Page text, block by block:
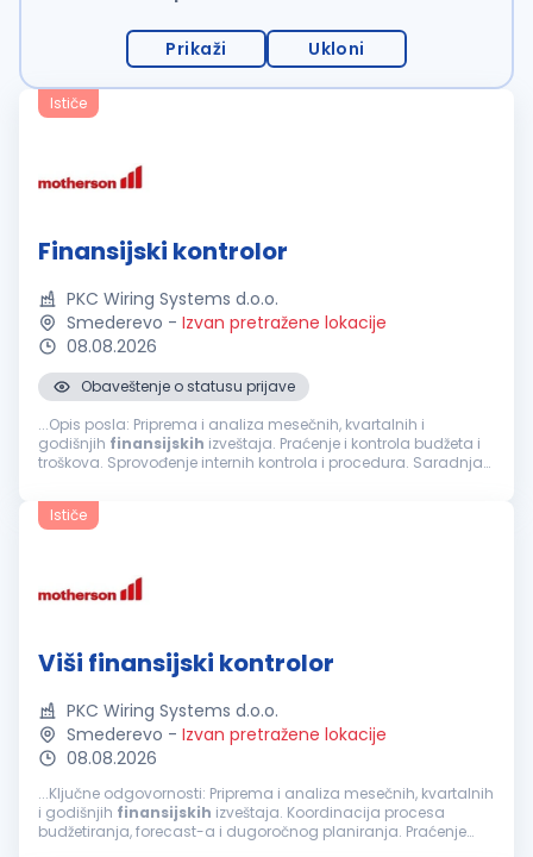
Prikaži Ukloni
Ističe
Finansijski kontrolor
PKC Wiring Systems d.o.o.
Smederevo - Izvan pretražene lokacije
08.08.2026
Obaveštenje o statusu prijave
...Opis posla: Priprema i analiza mesečnih, kvartalnih i
godišnjih finansijskih izveštaja. Praćenje i kontrola budžeta i
troškova. Sprovođenje internih kontrola i procedura. Saradnja
Ističe
Viši finansijski kontrolor
PKC Wiring Systems d.o.o.
Smederevo - Izvan pretražene lokacije
08.08.2026
...Ključne odgovornosti: Priprema i analiza mesečnih, kvartalnih
i godišnjih finansijskih izveštaja. Koordinacija procesa
budžetiranja, forecast-a i dugoročnog planiranja. Praćenje